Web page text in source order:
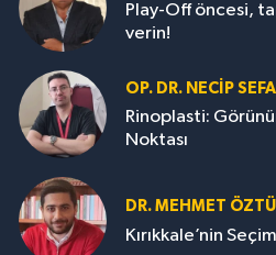
Play-Off öncesi,
verin!
OP. DR. NECIP
Rinoplasti:
Noktası
DR. MEHMET
Kırıkkale’nin